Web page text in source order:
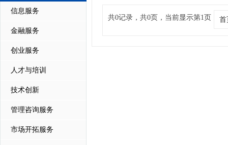
信息服务
金融服务
创业服务
人才与培训
技术创新
管理咨询服务
市场开拓服务
共0记录，共0页，当前显示第1页 首